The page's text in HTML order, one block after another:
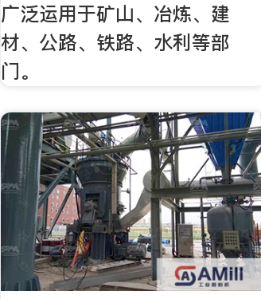
广泛运用于矿山、冶炼、建
材、公路、铁路、水利等部
门。